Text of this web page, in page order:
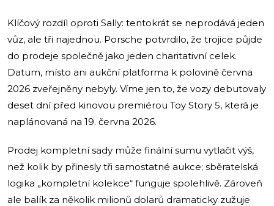
Klíčový rozdíl oproti Sally: tentokrát se neprodává jeden
vůz, ale tři najednou. Porsche potvrdilo, že trojice půjde
do prodeje společně jako jeden charitativní celek.
Datum, místo ani aukční platforma k polovině června
2026 zveřejněny nebyly. Víme jen to, že vozy debutovaly
deset dní před kinovou premiérou Toy Story 5, která je
naplánovaná na 19. června 2026.
Prodej kompletní sady může finální sumu vytlačit výš,
než kolik by přinesly tři samostatné aukce; sběratelská
logika „kompletní kolekce“ funguje spolehlivě. Zároveň
ale balík za několik milionů dolarů dramaticky zužuje